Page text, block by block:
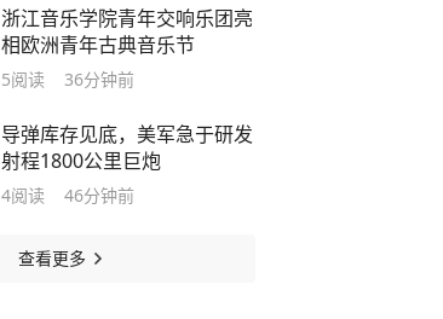
浙江音乐学院青年交响乐团亮
相欧洲青年古典音乐节
5阅读 36分钟前
导弹库存见底，美军急于研发
射程1800公里巨炮
4阅读 46分钟前
查看更多